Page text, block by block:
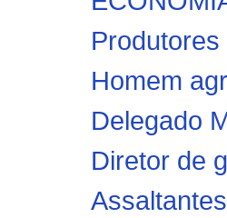
Homem
Delegado
Diretor de